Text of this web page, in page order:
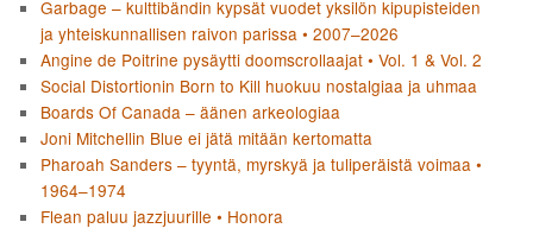
Garbage – kulttibändin kypsät vuodet yksilön kipupisteiden
ja yhteiskunnallisen raivon parissa • 2007–2026
Angine de Poitrine pysäytti doomscrollaajat • Vol. 1 & Vol. 2
Social Distortionin Born to Kill huokuu nostalgiaa ja uhmaa
Boards Of Canada – äänen arkeologiaa
Joni Mitchellin Blue ei jätä mitään kertomatta
Pharoah Sanders – tyyntä, myrskyä ja tuliperäistä voimaa •
1964–1974
Flean paluu jazzjuurille • Honora